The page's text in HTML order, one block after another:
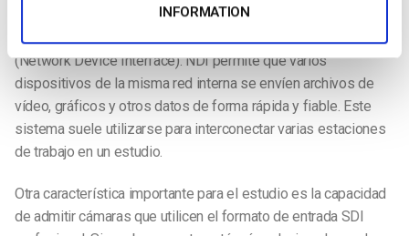
INFORMATION
Para la radiodifusión en estudio se necesitan diversas
herramientas. Un ejemplo es la compatibilidad con NDI
(Network Device Interface). NDI permite que varios
dispositivos de la misma red interna se envíen archivos de
vídeo, gráficos y otros datos de forma rápida y fiable. Este
sistema suele utilizarse para interconectar varias estaciones
de trabajo en un estudio.
Otra característica importante para el estudio es la capacidad
de admitir cámaras que utilicen el formato de entrada SDI